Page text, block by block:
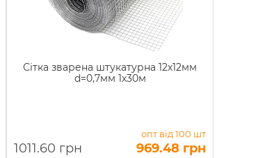
Сітка зварена штукатурна 12х12мм
d=0,7мм 1х30м
1011.60 грн
опт від 100 шт
969.48 грн